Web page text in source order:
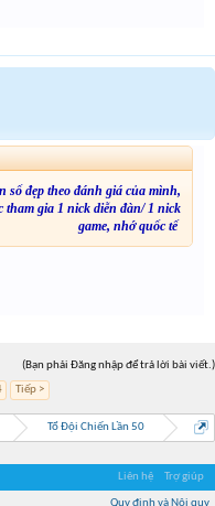
số đẹp theo đánh giá của mình,
gia 1 nick diễn đàn/ 1 nick
game, nhớ quốc tế
(Bạn phải Đăng nhập để trả lời bài viết.)
Tiếp >
Tổ Đội Chiến Lần 50
Liên hệ Trợ giúp
Quy định và Nội quy